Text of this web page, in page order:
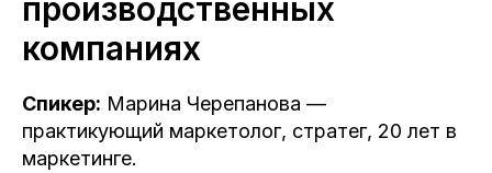
производственных
компаниях
Спикер: ‎Марина Черепанова —
практикующий маркетолог, стратег, 20 лет в
маркетинге.